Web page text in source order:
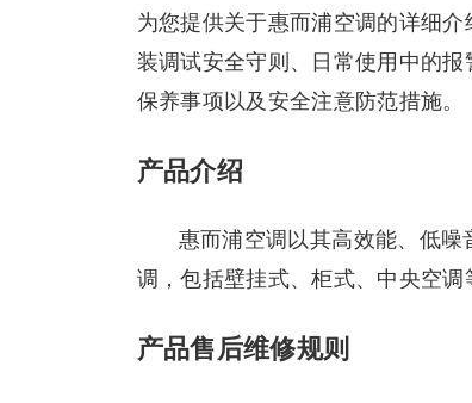
为您提供关于惠而浦空调的详细
装调试安全守则、日常使用中的
保养事项以及安全注意防范措施。
产品介绍
惠而浦空调以其高效能、低
调，包括壁挂式、柜式、中央空调
产品售后维修规则